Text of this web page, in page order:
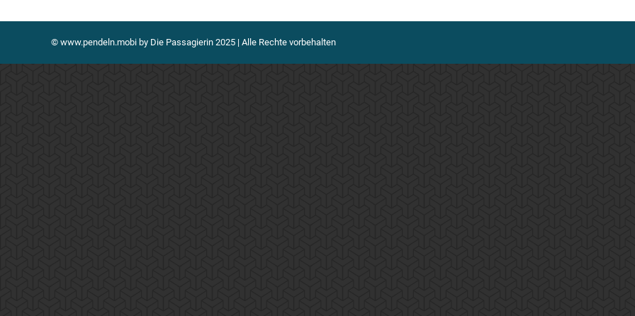
© www.pendeln.mobi by Die Passagierin 2025 | Alle Rechte vorbehalten